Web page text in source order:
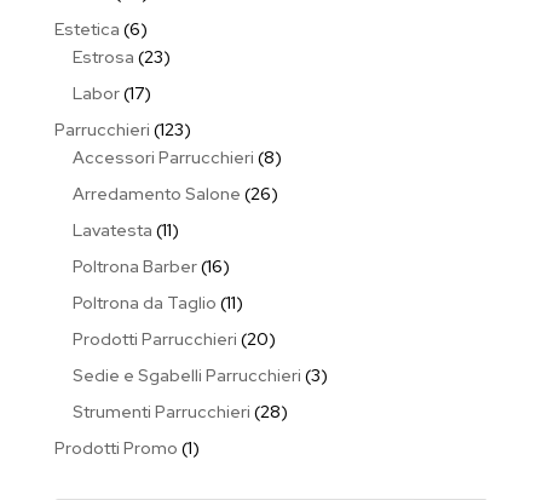
prodotti
Estetica 66
prodotti
Estrosa 2323
Labor 1717
prodotti
Parrucchieri 123123
prodotti
Accessori Parrucchieri 88
prodotti
Arredamento Salone 2626
Lavatesta 1111
prodotti
Poltrona Barber 1616
prodotti
Poltrona da Taglio 1111
prodotti
Prodotti Parrucchieri 2020
prodotti
Sedie e Sgabelli Parrucchieri 33
Strumenti Parrucchieri 2828
Prodotti Promo 11